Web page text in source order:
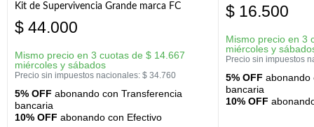
Kit de Supervivencia Grande marca FC
$ 44.000
Mismo precio en 3 cuotas de $ 14.667
miércoles y sábados
Precio sin impuestos nacionales: $ 34.760
5% OFF abonando con Transferencia
bancaria
10% OFF abonando con Efectivo
$ 16.500
Mismo precio en 3
miércoles y
Precio sin impuestos
5% OFF abonando
bancaria
10% OFF